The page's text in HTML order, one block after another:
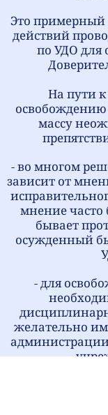
Это примерный
действий
по УДО для
На пути
массу
- во многом
зависит от
мнение часто
бывает
осужденный
- для
желательно